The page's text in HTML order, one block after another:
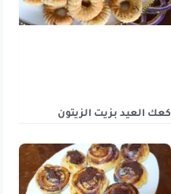
كعك العيد بزيت الزيتون